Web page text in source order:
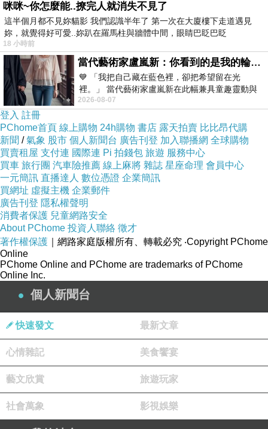
●<蛻變-同性戀的性向是能被改變的
嗎？>
https://www.elimbookstore.com.tw/shop.
php?html=showgoods&gid=20256
這本小書是一些所謂的同性戀 他們因
著上帝又再回復到一般人那樣（或是說
上帝創造他們生命原本該有的樣貌，活
得自由）的真實生命見證故事
●袁又軒的見證
https://theology.catholic.org.tw/klife/epap
er/2010/01/004.htm
●若有人處在困擾中，需要幫助的...
［台灣走出埃及輔導協會］
他們是第一線在做關懷同志
等等的相關工作
https://rainbow-7.org.tw/
咪咪~你怎麼能..撩完人就消失不見了
這半個月都不見妳貓影 我們認識半年了 第一次在大廈樓下走道遇見
妳，就覺得好可愛..妳趴在羅馬柱與牆體中間，眼睛巴眨巴眨
18 小時前
當代藝術家盧嵐新：你看到的是我的輪廓，還是你的故事？——藏在藍色裡的希望與光
💙 「我把自己藏在藍色裡，卻把希望留在光
裡。」 當代藝術家盧嵐新在此幅兼具童趣靈動與
抽象韻味的新作中，用湛藍的羽翼般色塊包覆著
2026-08-07
登入 註冊
PChome首頁 線上購物 24h購物 書店 露天拍賣 比比昂代購
新聞 /氣象 股市 個人新聞台 廣告刊登 加入聯播網 全球購物
買賣租屋 支付連 國際連 Pi 拍錢包 旅遊 服務中心
買車 旅行團 汽車險推薦 線上麻將 雜誌 星座命理 會員中心
一元簡訊 直播達人 數位憑證 企業簡訊
買網址 虛擬主機 企業郵件
廣告刊登 隱私權聲明
消費者保護 兒童網路安全
About PChome 投資人聯絡 徵才
著作權保護 ｜網路家庭版權所有、轉載必究 ‧Copyright PChome
Online
PChome Online and PChome are trademarks of PChome
Online Inc.
個人新聞台
快速發文 最新文章
心情雜記 美食饗宴
藝文欣賞 旅遊玩家
社會萬象 影視娛樂